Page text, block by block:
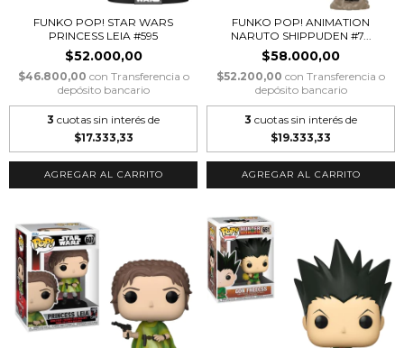
FUNKO POP! STAR WARS
PRINCESS LEIA #595
$52.000,00
$46.800,00 con Transferencia o
depósito bancario
3 cuotas sin interés de
$17.333,33
FUNKO POP! ANIMATION
NARUTO SHIPPUDEN #7...
$58.000,00
$52.200,00 con Transferencia o
depósito bancario
3 cuotas sin interés de
$19.333,33